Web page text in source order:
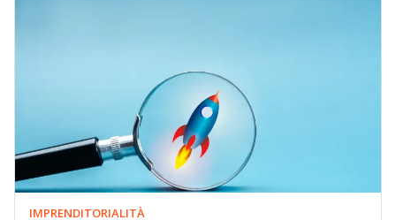
IMPRENDITORIALITÀ